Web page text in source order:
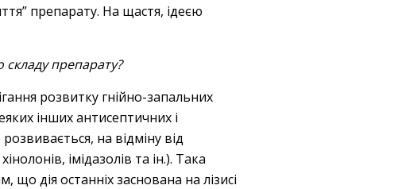
препарату. На щастя, ідеєю
препарату?
розвитку гнійно-запальних
інших антисептичних і
на відміну від
імідазолів та ін.). Така
дія останніх заснована на лізисі